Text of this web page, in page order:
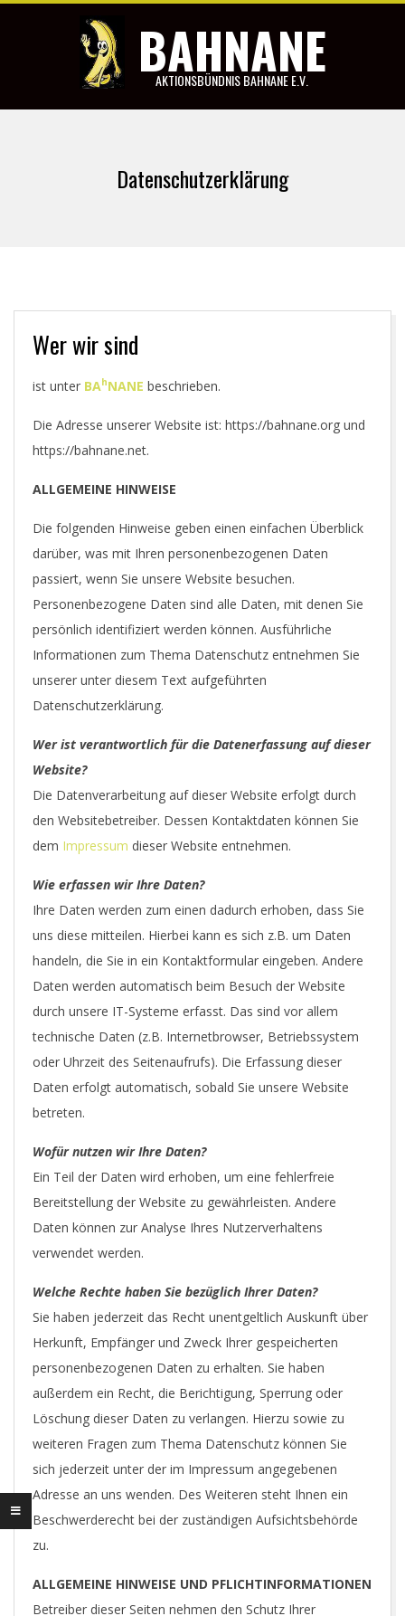
BAHNANE
AKTIONSBÜNDNIS BAHNANE E.V.
Datenschutzerklärung
Wer wir sind
ist unter BAhNANE beschrieben.
Die Adresse unserer Website ist: https://bahnane.org und
https://bahnane.net.
ALLGEMEINE HINWEISE
Die folgenden Hinweise geben einen einfachen Überblick
darüber, was mit Ihren personenbezogenen Daten
passiert, wenn Sie unsere Website besuchen.
Personenbezogene Daten sind alle Daten, mit denen Sie
persönlich identifiziert werden können. Ausführliche
Informationen zum Thema Datenschutz entnehmen Sie
unserer unter diesem Text aufgeführten
Datenschutzerklärung.
Wer ist verantwortlich für die Datenerfassung auf dieser
Website?
Die Datenverarbeitung auf dieser Website erfolgt durch
den Websitebetreiber. Dessen Kontaktdaten können Sie
dem Impressum dieser Website entnehmen.
Wie erfassen wir Ihre Daten?
Ihre Daten werden zum einen dadurch erhoben, dass Sie
uns diese mitteilen. Hierbei kann es sich z.B. um Daten
handeln, die Sie in ein Kontaktformular eingeben. Andere
Daten werden automatisch beim Besuch der Website
durch unsere IT-Systeme erfasst. Das sind vor allem
technische Daten (z.B. Internetbrowser, Betriebssystem
oder Uhrzeit des Seitenaufrufs). Die Erfassung dieser
Daten erfolgt automatisch, sobald Sie unsere Website
betreten.
Wofür nutzen wir Ihre Daten?
Ein Teil der Daten wird erhoben, um eine fehlerfreie
Bereitstellung der Website zu gewährleisten. Andere
Daten können zur Analyse Ihres Nutzerverhaltens
verwendet werden.
Welche Rechte haben Sie bezüglich Ihrer Daten?
Sie haben jederzeit das Recht unentgeltlich Auskunft über
Herkunft, Empfänger und Zweck Ihrer gespeicherten
personenbezogenen Daten zu erhalten. Sie haben
außerdem ein Recht, die Berichtigung, Sperrung oder
Löschung dieser Daten zu verlangen. Hierzu sowie zu
weiteren Fragen zum Thema Datenschutz können Sie
sich jederzeit unter der im Impressum angegebenen
Adresse an uns wenden. Des Weiteren steht Ihnen ein
Beschwerderecht bei der zuständigen Aufsichtsbehörde
zu.
ALLGEMEINE HINWEISE UND PFLICHTINFORMATIONEN
Betreiber dieser Seiten nehmen den Schutz Ihrer